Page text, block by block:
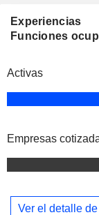
Experiencias
Funciones
Activas
Empresas
Ver el detalle